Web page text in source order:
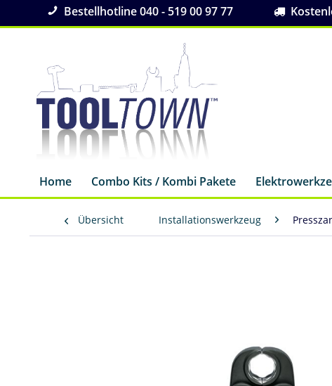
Bestellhotline 040 - 519 00 97 77
Home Combo Kits / Kombi Pakete
Übersicht Installationswerkzeug